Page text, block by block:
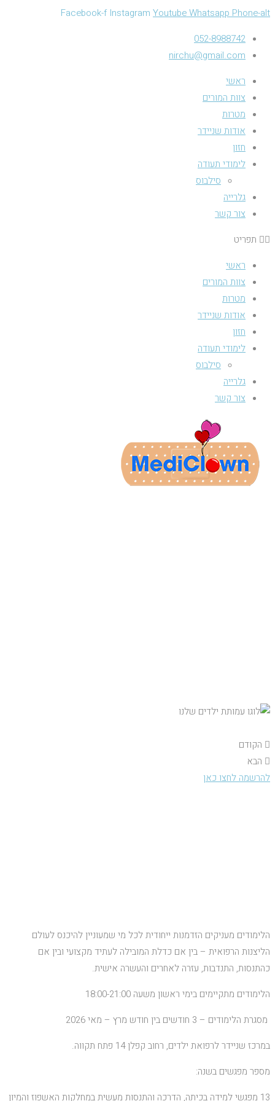
Facebook-f Instagram YoutubeWhatsapp Phone-alt
052-8988742
nirchu@gmail.com
ראשי
צוות המורים
מטרות
אודות שניידר
חזון
לימודי תעודה
סילבוס
גלרייה
צור קשר
תפריט
ראשי
צוות המורים
מטרות
אודות שניידר
חזון
לימודי תעודה
סילבוס
גלרייה
צור קשר
הקודם
הבא
להרשמה לחצו כאן
הלימודים מעניקים הזדמנות ייחודית לכל מי שמעוניין להיכנס לעולם
הליצנות הרפואית – בין אם כדלת המובילה לעתיד מקצועי ובין אם
כהתנסות, התנדבות, עזרה לאחרים והעשרה אישית.
הלימודים מתקיימים בימי ראשון משעה 18:00-21:00
מסגרת הלימודים – 3 חודשים בין חודש מרץ – מאי 2026
במרכז שניידר לרפואת ילדים, רחוב קפלן 14 פתח תקווה.
מספר מפגשים בשנה:
13 מפגשי למידה בכיתה, הדרכה והתנסות מעשית במחלקות האשפוז והמיון